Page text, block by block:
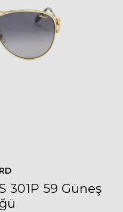
301P 59 Güneş